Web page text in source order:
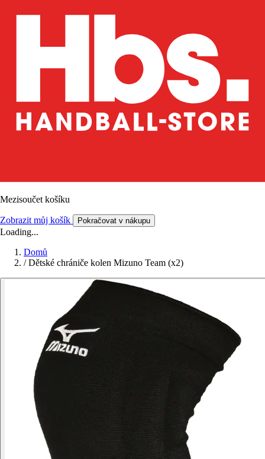
Mezisoučet košíku
Zobrazit můj košík Pokračovat v nákupu
Loading...
Domů
/ Dětské chrániče kolen Mizuno Team (x2)